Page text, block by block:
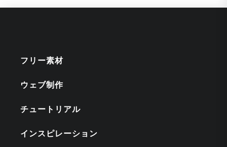
フリー素材
ウェブ制作
チュートリアル
インスピレーション